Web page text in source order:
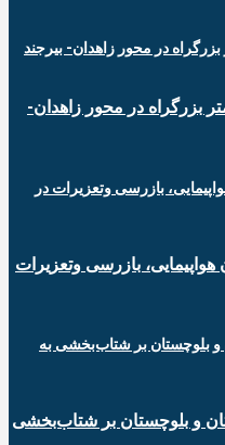
برای ساخت ۳۶ کیلومتر بزرگراه در محور زاهدان-
بازرسی وتعزیرات
و بلوچستان بر شتاب‌بخشی